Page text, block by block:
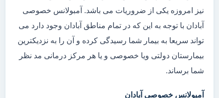
نیز امروزه یکی از ضروریات می باشد. آمبولانس خصوصی
آبادان با توجه به این که در تمام مناطق آبادان وجود دارد می
تواند سریعا به بیمار شما رسیدگی کرده و آن را به نزدیکترین
بیمارستان دولتی ویا خصوصی و یا هر مرکز درمانی مد نظر
شما برساند.
آمبولانس خصوصی آبادان